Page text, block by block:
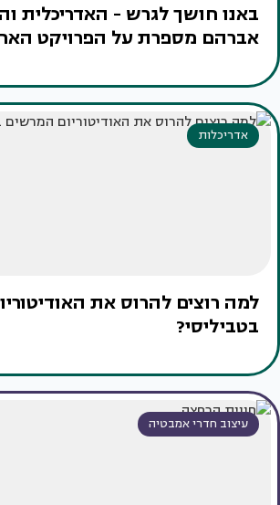
באנו חושך לגרש - האדריכלית
אברהם מספרת על הפרויקט
אדריכלות
למה רוצים להרוס את
בטביליסי?
עיצוב חדרי אמבטיה